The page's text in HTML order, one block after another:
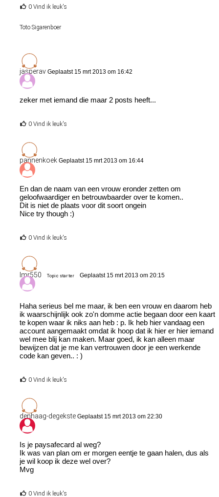
0 Vind ik leuk's
Toto Sigarenboer
jasperav Geplaatst 15 mrt 2013 om 16:42
zeker met iemand die maar 2 posts heeft...
0 Vind ik leuk's
pannenkoek Geplaatst 15 mrt 2013 om 16:44
En dan de naam van een vrouw eronder zetten om
geloofwaardiger en betrouwbaarder over te komen..
Dit is niet de plaats voor dit soort ongein
Nice try though :)
0 Vind ik leuk's
lmr550 Topic starter Geplaatst 15 mrt 2013 om 20:15
Haha serieus bel me maar, ik ben een vrouw en daarom heb
ik waarschijnlijk ook zo'n domme actie begaan door een kaart
te kopen waar ik niks aan heb : p. Ik heb hier vandaag een
account aangemaakt omdat ik hoop dat ik hier er hier iemand
wel mee blij kan maken. Maar goed, ik kan alleen maar
bewijzen dat je me kan vertrouwen door je een werkende
code kan geven.. : )
0 Vind ik leuk's
denhaag-degekste Geplaatst 15 mrt 2013 om 22:30
Is je paysafecard al weg?
Ik was van plan om er morgen eentje te gaan halen, dus als
je wil koop ik deze wel over?
Mvg
0 Vind ik leuk's